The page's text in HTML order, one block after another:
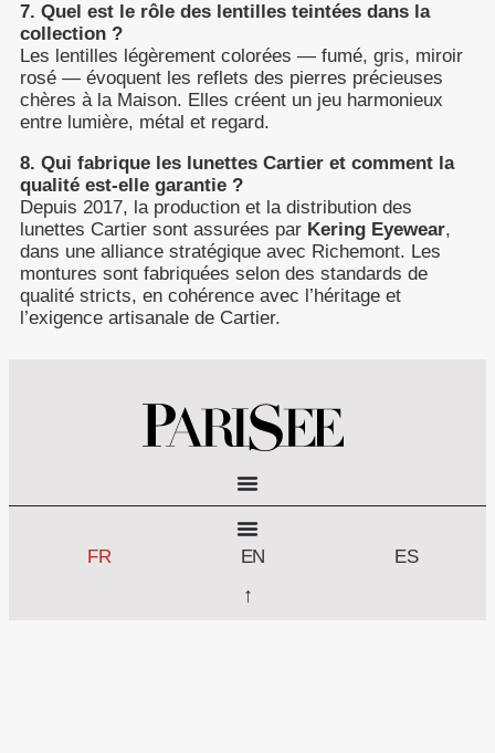
7. Quel est le rôle des lentilles teintées dans la
collection ?
Les lentilles légèrement colorées — fumé, gris, miroir
rosé — évoquent les reflets des pierres précieuses
chères à la Maison. Elles créent un jeu harmonieux
entre lumière, métal et regard.
8. Qui fabrique les lunettes Cartier et comment la
qualité est-elle garantie ?
Depuis 2017, la production et la distribution des
lunettes Cartier sont assurées par Kering Eyewear,
dans une alliance stratégique avec Richemont. Les
montures sont fabriquées selon des standards de
qualité stricts, en cohérence avec l’héritage et
l’exigence artisanale de Cartier.
FR EN ES
↑